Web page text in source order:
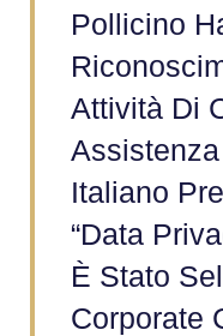
Pollicino
Attività Di
Italiano
“Data
È Stato
Corporate